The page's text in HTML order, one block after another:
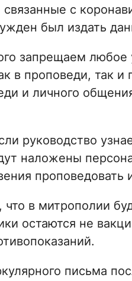
с
был издать
запрещаем любое
в проповеди, так
и личного
руководство
наложены
проповедовать
что в митрополии
остаются не
письма